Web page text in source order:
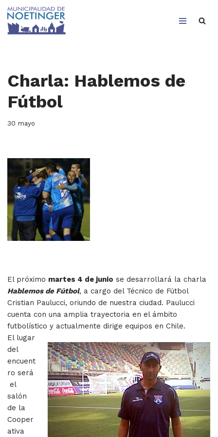
Saltar
Charla: Hablemos de
Fútbol
30 mayo
El próximo martes 4 de junio se desarrollará la charla
Hablemos de Fútbol, a cargo del Técnico de Fútbol
Cristian Paulucci, oriundo de nuestra ciudad. Paulucci
cuenta con una amplia trayectoria en el ámbito
futbolístico y actualmente dirige equipos en Chile.
El lugar
del
encuent
ro será
el
salón
de la
Cooper
ativa